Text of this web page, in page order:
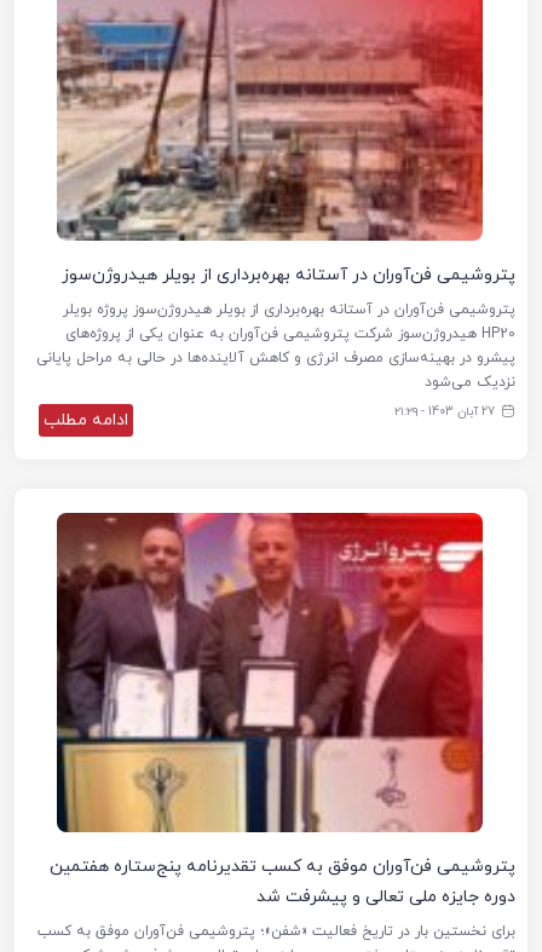
پتروشیمی فن‌آوران در آستانه بهره‌برداری از بویلر هیدروژن‌سوز
پتروشیمی فن‌آوران در آستانه بهره‌برداری از بویلر هیدروژن‌سوز پروژه بویلر
HP20 هیدروژن‌سوز شرکت پتروشیمی فن‌آوران به عنوان یکی از پروژه‌های
پیشرو در بهینه‌سازی مصرف انرژی و کاهش آلاینده‌ها در حالی به مراحل پایانی
نزدیک می‌شود
27 آبان 1403 - ۲۱:۲۹ ادامه مطلب
پتروشیمی فن‌آوران موفق به کسب تقدیرنامه پنج‌ستاره هفتمین
دوره جایزه ملی تعالی و پیشرفت شد
برای نخستین بار در تاریخ فعالیت «شفن»؛ پتروشیمی فن‌آوران موفق به کسب